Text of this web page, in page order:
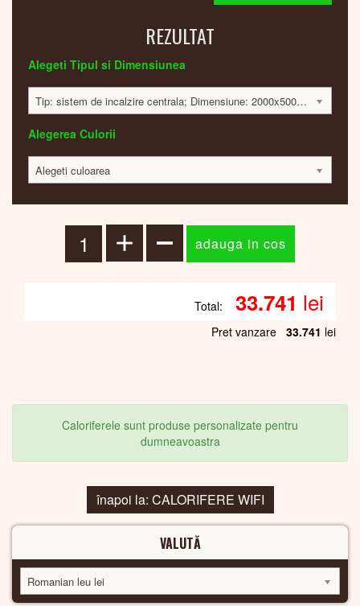
REZULTAT
Alegeti Tipul si Dimensiunea
Tip: sistem de incalzire centrala; Dimensiune: 2000x500x30mm; 892 Watt; 33630 lei
Alegerea Culorii
Alegeti culoarea
Total: 33.741 lei
Pret vanzare 33.741 lei
Caloriferele sunt produse personalizate pentru
dumneavoastra
înapoi la: CALORIFERE WIFI
VALUTĂ
Romanian leu lei